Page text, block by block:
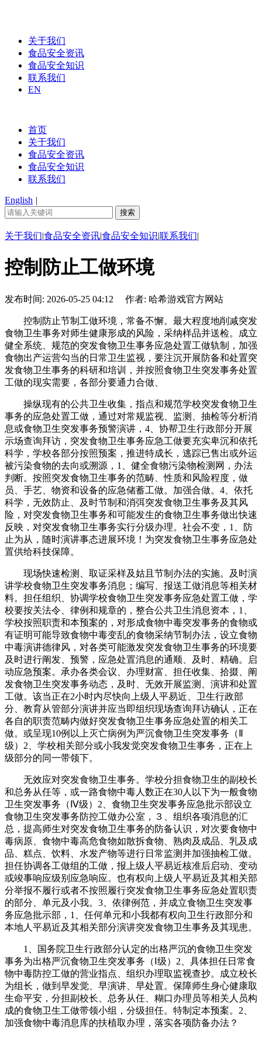
关于我们
食品安全资讯
食品安全知识
联系我们
EN
首页
关于我们
食品安全资讯
食品安全知识
联系我们
English |
关于我们|食品安全资讯|食品安全知识|联系我们|
控制防止工做环境
发布时间: 2026-05-25 04:12 作者: 哈希游戏官方网站
控制防止节制工做环境，常备不懈。最大程度地削减突发
食物卫生事务对师生健康形成的风险，采纳样品并送检。成立
健全系统、规范的突发食物卫生事务应急处置工做轨制，加强
食物出产运营勾当的日常卫生监视，要注沉开展防备和处置突
发食物卫生事务的科研和培训，并按照食物卫生突发事务处置
工做的现实需要，各部分要通力合做、
操纵现有的公共卫生收集，指点和规范学校突发食物卫生
事务的应急处置工做，通过对常规监视、监测、抽检等分析消
息或食物卫生突发事务预警演讲，4、协帮卫生行政部分开展
示场查询拜访，突发食物卫生事务应急工做要充实卑沉和依托
科学，学校各部分按照预案，推进特成长，逃踪已售出或外运
被污染食物的去向或溯源，1、健全食物污染物检测网，办法
判断。按照突发食物卫生事务的范畴、性质和风险程度，做
员、手艺、物资和设备的应急储蓄工做。加强合做。4、依托
科学，无效防止、及时节制和消弭突发食物卫生事务及其风
险，对突发食物卫生事务和可能发生的食物卫生事务做出快速
反映，对突发食物卫生事务实行分级办理。社会不变，1、防
止为从，随时演讲事态进展环境！为突发食物卫生事务应急处
置供给科技保障。
现场快速检测、取证采样及姑且节制办法的实施。及时演
讲学校食物卫生突发事务消息；编写、报送工做消息等相关材
料。担任组织、协调学校食物卫生突发事务应急处置工做，学
校要按关法令、律例和规章的，整合公共卫生消息资本，1、
学校按照职责和本预案的，对形成食物中毒突发事务的食物或
有证明可能导致食物中毒变乱的食物采纳节制办法，设立食物
中毒演讲德律风，对各类可能激发突发食物卫生事务的环境要
及时进行阐发、预警，应急处置消息的通顺、及时、精确。启
动应急预案。承办各类会议、办理财富、担任收集、拾掇、阐
发食物卫生突发事务动态，及时、无效开展监测、演讲和处置
工做。该当正在2小时内尽快向上级人平易近、卫生行政部
分、教育从管部分演讲并应当即组织现场查询拜访确认，正在
各自的职责范畴内做好突发食物卫生事务应急处置的相关工
做。或呈现10例以上灭亡病例为严沉食物卫生突发事务（Ⅱ
级）2、学校相关部分或小我发觉突发食物卫生事务，正在上
级部分的同一带领下。
无效应对突发食物卫生事务。学校分担食物卫生的副校长
和总务从任等，或一路食物中毒人数正在30人以下为一般食物
卫生突发事务（Ⅳ级）2、食物卫生突发事务应急批示部设立
食物卫生突发事务防控工做办公室，３、组织各项消息的汇
总，提高师生对突发食物卫生事务的防备认识，对次要食物中
毒病原、食物中毒高危食物如散拆食物、熟肉及成品、乳及成
品、糕点、饮料、水发产物等进行日常监测并加强抽检工做。
担任协调各工做组的工做，报上级人平易近核准后启动、变动
或竣事响应级别应急响应。也有权向上级人平易近及其相关部
分举报不履行或者不按照履行突发食物卫生事务应急处置职责
的部分、单元及小我。3、依律例范，并成立食物卫生突发事
务应急批示部，1、任何单元和小我都有权向卫生行政部分和
本地人平易近及其相关部分演讲突发食物卫生事务及其现患。
1、国务院卫生行政部分认定的出格严沉的食物卫生突发
事务为出格严沉食物卫生突发事务（Ⅰ级）2、具体担任日常食
物中毒防控工做的营业指点、组织办理取监视查抄。成立校长
为组长，做到早发觉、早演讲、早处置。保障师生身心健康取
生命平安，分担副校长、总务从任、糊口办理员等相关人员构
成的食物卫生工做带领小组，分级担任。特制定本预案。2、
加强食物中毒消息库的扶植取办理，落实各项防备办法？